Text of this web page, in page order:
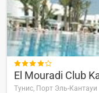

El Mouradi Club
Тунис, Порт Эль-Кантауи